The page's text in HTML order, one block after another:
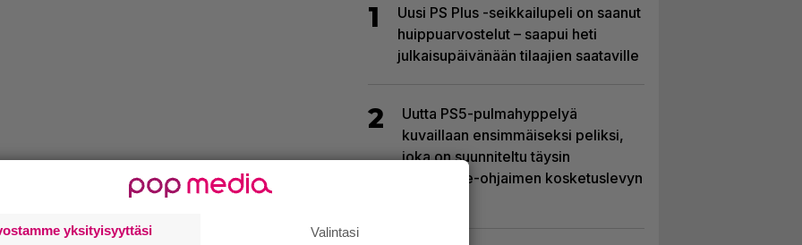
1
Uusi PS Plus -seikkailupeli on saanut
huippuarvostelut – saapui heti
julkaisupäivänään tilaajien saataville
2
Uutta PS5-pulmahyppelyä
kuvaillaan ensimmäiseksi peliksi,
joka on suunniteltu täysin
DualSense-ohjaimen kosketuslevyn
yksityisyyttäsi Valintasi